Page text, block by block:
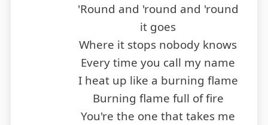
'Round and 'round and 'round
it goes
Where it stops nobody knows
Every time you call my name
I heat up like a burning flame
Burning flame full of fire
You're the one that takes me